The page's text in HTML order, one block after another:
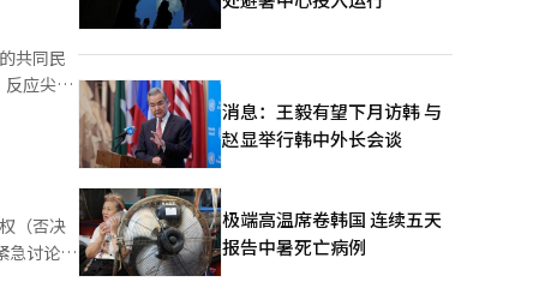
共同民
反应尖
检查受
了可以
（否决
消息：王毅有望下月访韩 与
赵显举行韩中外长会谈
极端高温席卷韩国 连续五天
报告中暑死亡病例